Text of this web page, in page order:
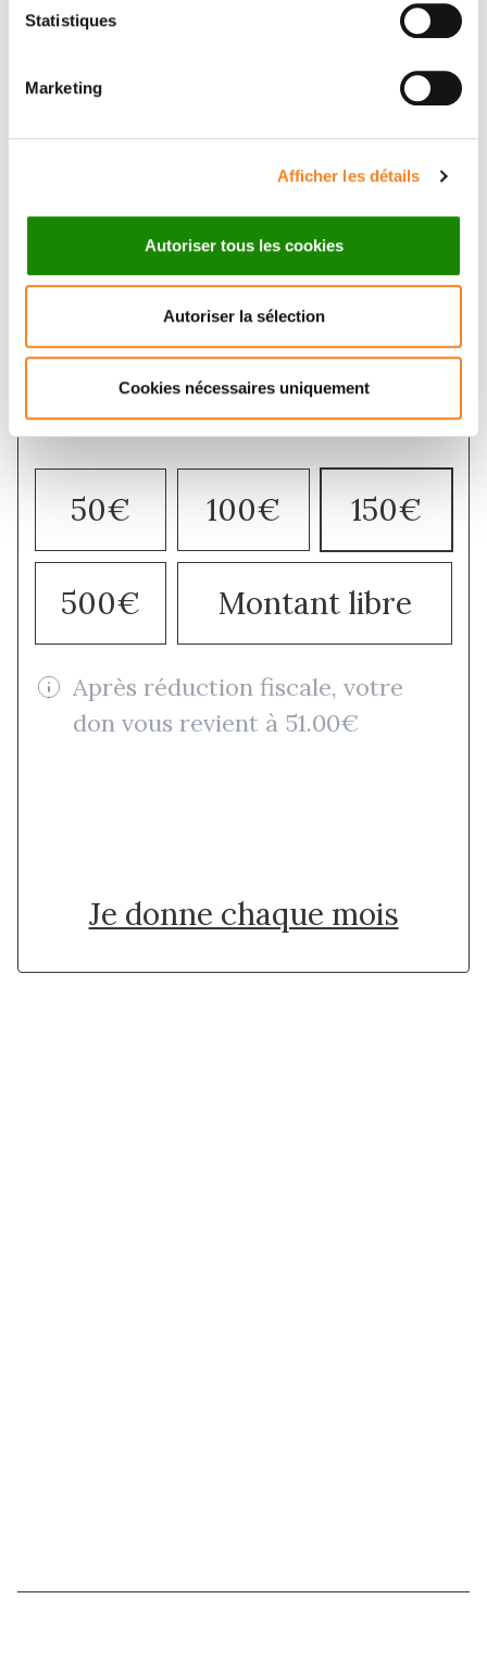
Statistiques
Marketing
Afficher les détails
Autoriser tous les cookies
Autoriser la sélection
Cookies nécessaires uniquement
L’Institut Curie, 1er centre de
France
Découvrir l'Institut Curie
Faire un don
50€ 100€ 150€
500€ Montant libre
Après réduction fiscale, votre
don vous revient à 51.00€
Je donne chaque mois